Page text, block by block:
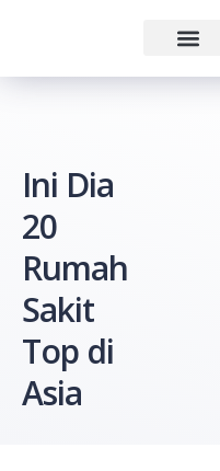
Ini Dia
20
Rumah
Sakit
Top di
Asia